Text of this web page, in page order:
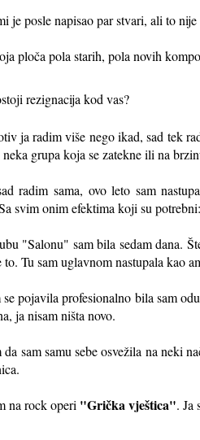
je posle napisao par stvari, ali to
ploča pola starih, pola novih
rezignacija kod vas?
ja radim više nego ikad, sad tek
grupa koja se zatekne ili na
radim sama, ovo leto sam
svim onim efektima koji su
"Salonu" sam bila sedam dana.
to. Tu sam uglavnom nastupala kao
pojavila profesionalno bila sam
ja nisam ništa novo.
sam samu sebe osvežila na neki
na rock operi "Grička vještica". Ja